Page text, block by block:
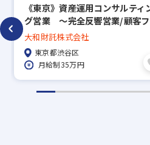
《東京》資産運用コンサルティ
グ営業 ～完全反響営業/顧客フ
ァーストな資産運用のプロフェッ
ショナル職～
大和財託株式会社
東京都渋谷区
月給制35万円